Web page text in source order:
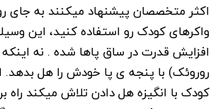
اکثر متخصصان پیشنهاد می­کنند به جای
واکرهای کودک رو استفاده کنید، این
افزایش قدرت در ساق پاها شده . نه اینکه
روروئک) با پنجه ی پا خودش را هل بدهد.
کودک با انگیزه هل دادن تلاش می­کند راه